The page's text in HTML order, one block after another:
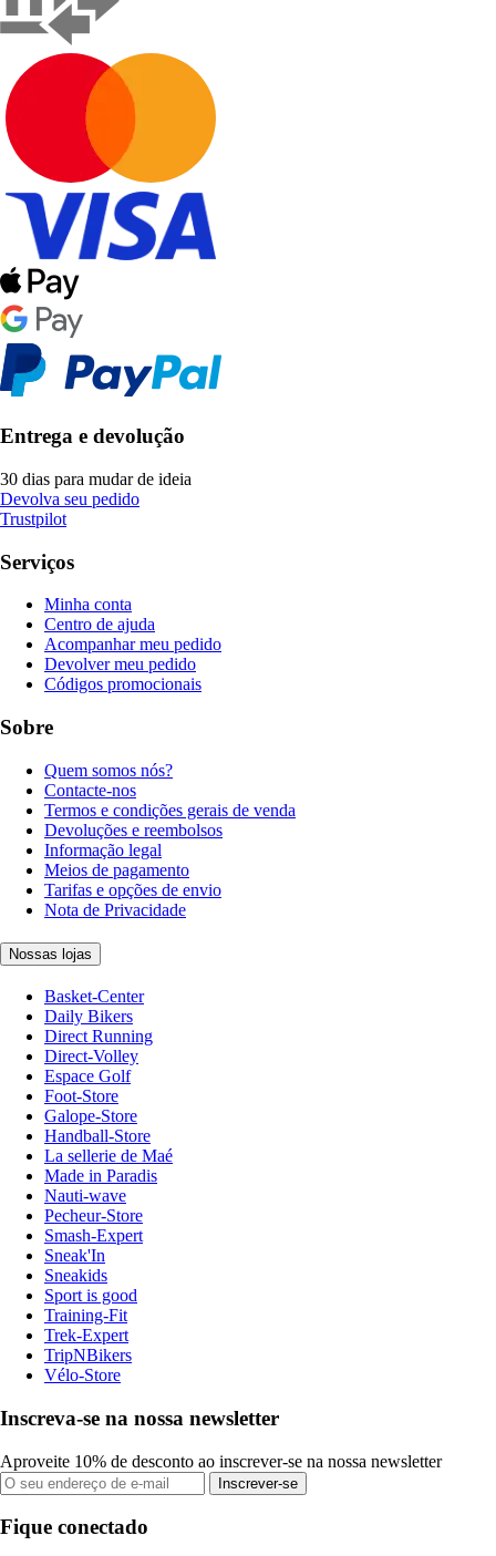
Entrega e devolução
30 dias para mudar de ideia
Devolva seu pedido
Trustpilot
Serviços
Minha conta
Centro de ajuda
Acompanhar meu pedido
Devolver meu pedido
Códigos promocionais
Sobre
Quem somos nós?
Contacte-nos
Termos e condições gerais de venda
Devoluções e reembolsos
Informação legal
Meios de pagamento
Tarifas e opções de envio
Nota de Privacidade
Nossas lojas
Basket-Center
Daily Bikers
Direct Running
Direct-Volley
Espace Golf
Foot-Store
Galope-Store
Handball-Store
La sellerie de Maé
Made in Paradis
Nauti-wave
Pecheur-Store
Smash-Expert
Sneak'In
Sneakids
Sport is good
Training-Fit
Trek-Expert
TripNBikers
Vélo-Store
Inscreva-se na nossa newsletter
Aproveite 10% de desconto ao inscrever-se na nossa newsletter
Inscrever-se
Fique conectado